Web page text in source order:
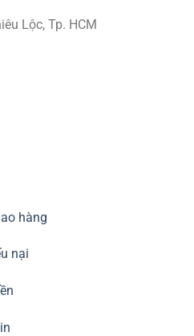
Lộc, Tp. HCM
hàng
nại